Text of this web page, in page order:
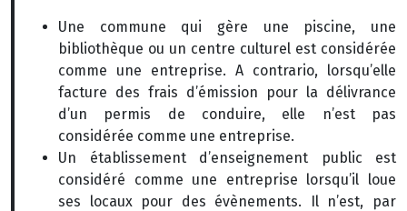
Une commune qui gère une piscine, une
bibliothèque ou un centre culturel est considérée
comme une entreprise. A contrario, lorsqu’elle
facture des frais d’émission pour la délivrance
d’un permis de conduire, elle n’est pas
considérée comme une entreprise.
Un établissement d’enseignement public est
considéré comme une entreprise lorsqu’il loue
ses locaux pour des évènements. Il n’est, par